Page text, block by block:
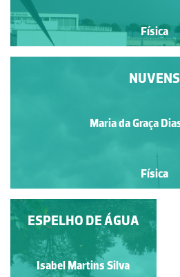
Física
NUVENS
Maria da Graça
Física
AMPOLA DE PLASMA
(EXPOSIÇÃO
INTERATIVA DE
ÓTICA)
Adelaide Silva
ESPELHO DE ÁGUA
Isabel Martins Silva